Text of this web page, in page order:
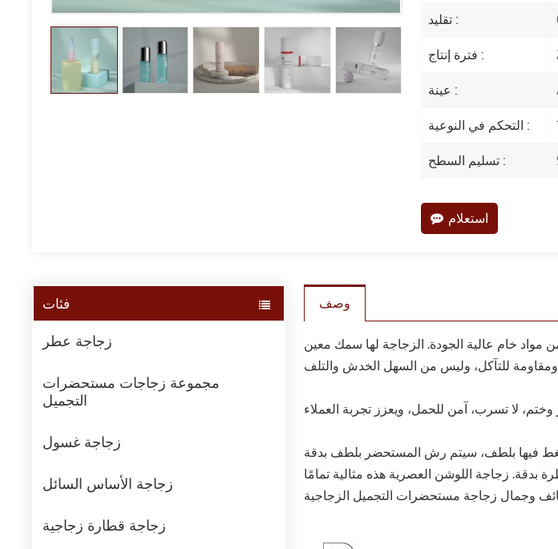
تقليد :
فترة إنتاج :
عينة :
التحكم في النوعية :
تسليم السطح :
استعلام
فئات
زجاجة عطر
مجموعة زجاجات مستحضرات
التجميل
زجاجة غسول
زجاجة الأساس السائل
زجاجة قطارة زجاجية
وصف
فيها بلطف، سيتم رش المستحضر بلطف بدقة
زجاجة اللوشن العصرية هذه مثالية تمامًا